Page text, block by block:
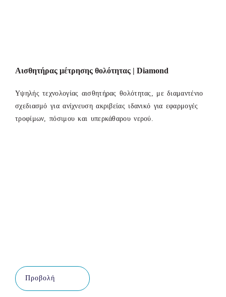
Αισθητήρας μέτρησης θολότητας | Diamond
Υψηλής τεχνολογίας αισθητήρας θολότητας, με διαμαντένιο
σχεδιασμό για ανίχνευση ακριβείας ιδανικό για εφαρμογές
τροφίμων, πόσιμου και υπερκάθαρου νερού.
Προβολή